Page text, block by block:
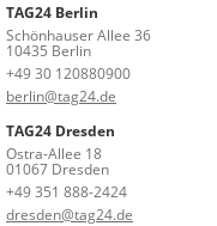
TAG24 Berlin
Schönhauser Allee 36
10435 Berlin
+49 30 120880900
berlin@tag24.de
TAG24 Dresden
Ostra-Allee 18
01067 Dresden
+49 351 888-2424
dresden@tag24.de